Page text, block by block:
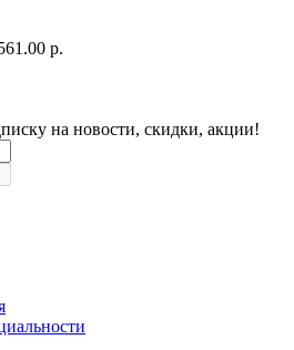
р.
на новости, скидки, акции!